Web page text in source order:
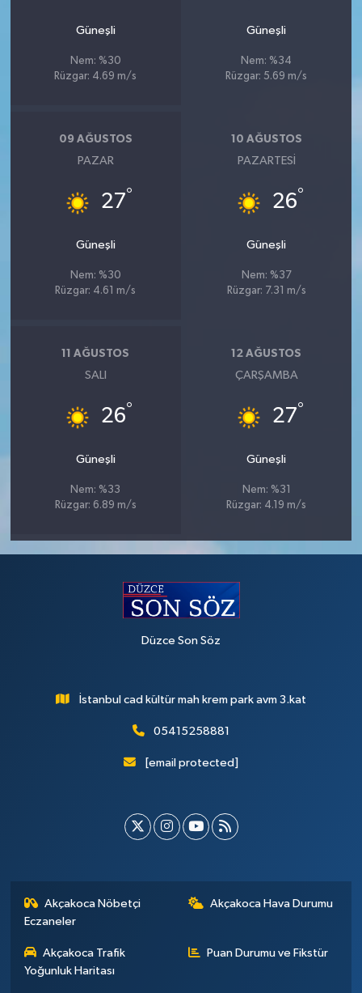
Güneşli
Nem: %30
Rüzgar: 4.69 m/s
Güneşli
Nem: %34
Rüzgar: 5.69 m/s
09 AĞUSTOS
PAZAR
27°
Güneşli
Nem: %30
Rüzgar: 4.61 m/s
10 AĞUSTOS
PAZARTESI
26°
Güneşli
Nem: %37
Rüzgar: 7.31 m/s
11 AĞUSTOS
SALI
26°
Güneşli
Nem: %33
Rüzgar: 6.89 m/s
12 AĞUSTOS
ÇARŞAMBA
27°
Güneşli
Nem: %31
Rüzgar: 4.19 m/s
Düzce Son Söz
İstanbul cad kültür mah krem park avm 3.kat
05415258881
[email protected]
Akçakoca Nöbetçi
Eczaneler
Akçakoca Hava Durumu
Akçakoca Trafik
Yoğunluk Haritası
Puan Durumu ve Fikstür